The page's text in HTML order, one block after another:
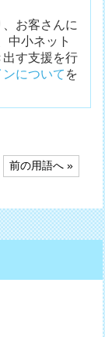
お客さんに
中小ネット
す支援を行
について を
前の用語へ »